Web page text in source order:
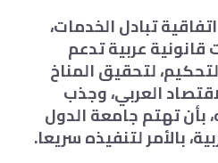
تبادل الخدمات،
عربية تدعم
لتحقيق المناخ
العربي، وجذب
بأن تهتم جامعة الدول
بالأمر لتنفيذه سريعا.